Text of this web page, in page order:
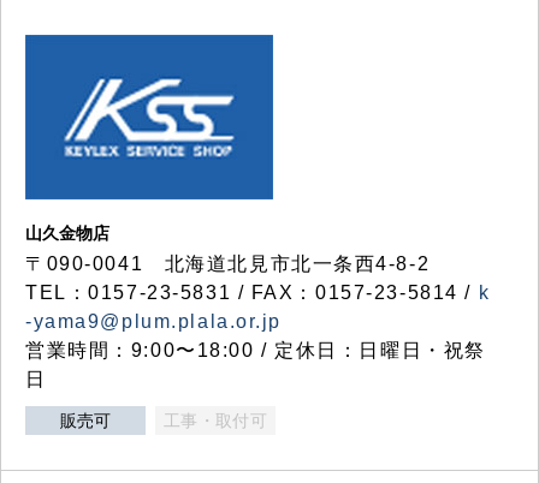
山久金物店
〒090-0041 北海道北見市北一条西4-8-2
TEL：0157-23-5831 / FAX：0157-23-5814 / k
-yama9@plum.plala.or.jp
営業時間：9:00〜18:00 / 定休日：日曜日・祝祭
日
販売可 工事・取付可